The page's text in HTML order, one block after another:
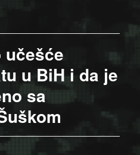
učešće
u BiH i da je
sa